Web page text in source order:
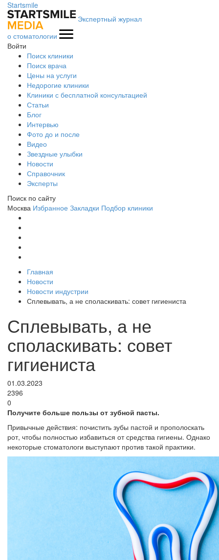
Startsmile
Экспертный журнал
о стоматологии
Войти
Поиск клиники
Поиск врача
Цены на услуги
Недорогие клиники
Клиники с бесплатной консультацией
Статьи
Блог
Интервью
Фото до и после
Видео
Звездные улыбки
Новости
Справочник
Эксперты
Поиск по сайту
Москва Избранное Закладки Подбор клиники
Главная
Новости
Новости индустрии
Сплевывать, а не споласкивать: совет гигиениста
Сплевывать, а не
споласкивать: совет
гигиениста
01.03.2023
2396
0
Получите больше пользы от зубной пасты.
Привычные действия: почистить зубы пастой и прополоскать
рот, чтобы полностью избавиться от средства гигиены. Однако
некоторые стоматологи выступают против такой практики.